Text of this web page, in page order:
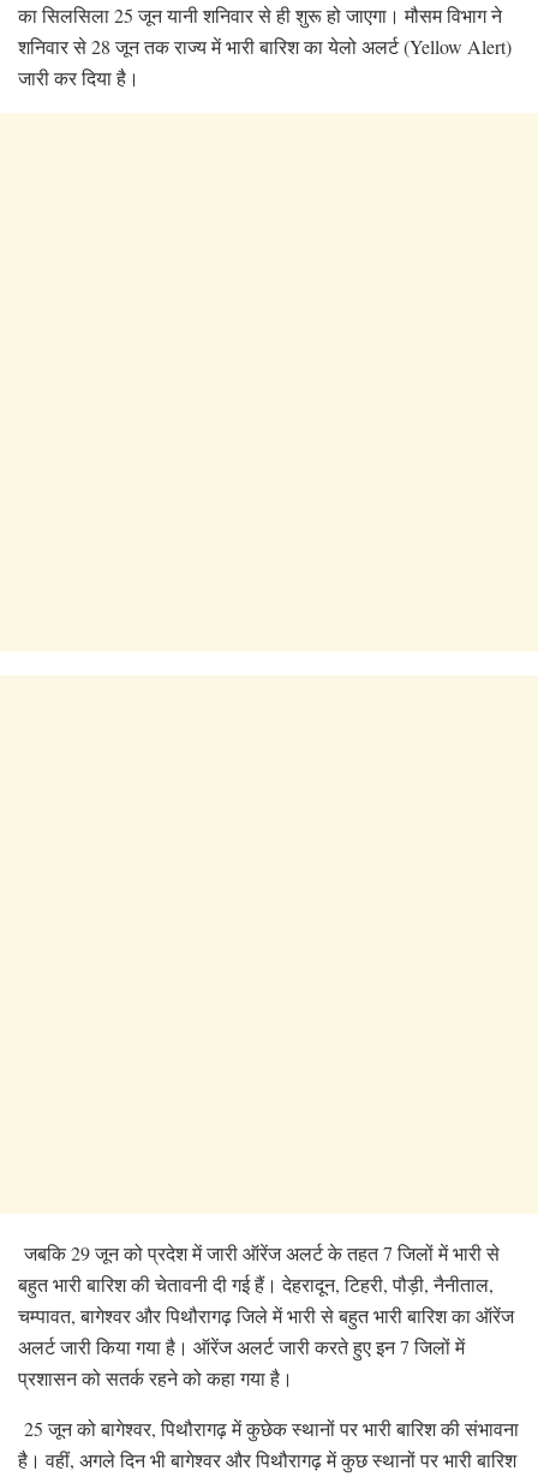
का सिलसिला 25 जून यानी शनिवार से ही शुरू हो जाएगा। मौसम विभाग ने
शनिवार से 28 जून तक राज्य में भारी बारिश का येलो अलर्ट (Yellow Alert)
जारी कर दिया है।
जबकि 29 जून को प्रदेश में जारी ऑरेंज अलर्ट के तहत 7 जिलों में भारी से
बहुत भारी बारिश की चेतावनी दी गई हैं। देहरादून, टिहरी, पौड़ी, नैनीताल,
चम्पावत, बागेश्वर और पिथौरागढ़ जिले में भारी से बहुत भारी बारिश का ऑरेंज
अलर्ट जारी किया गया है। ऑरेंज अलर्ट जारी करते हुए इन 7 जिलों में
प्रशासन को सतर्क रहने को कहा गया है।
25 जून को बागेश्वर, पिथौरागढ़ में कुछेक स्थानों पर भारी बारिश की संभावना
है। वहीं, अगले दिन भी बागेश्वर और पिथौरागढ़ में कुछ स्थानों पर भारी बारिश